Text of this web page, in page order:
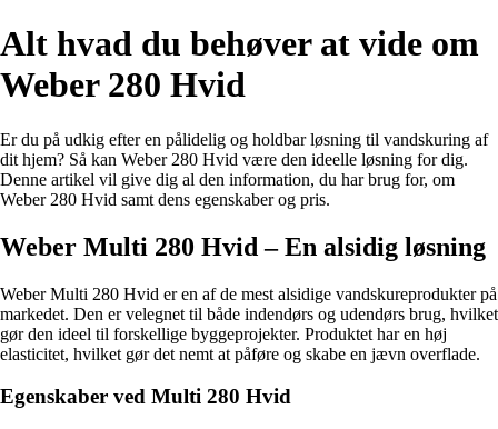
Alt hvad du behøver at vide om
Weber 280 Hvid
Er du på udkig efter en pålidelig og holdbar løsning til vandskuring af
dit hjem? Så kan Weber 280 Hvid være den ideelle løsning for dig.
Denne artikel vil give dig al den information, du har brug for, om
Weber 280 Hvid samt dens egenskaber og pris.
Weber Multi 280 Hvid – En alsidig løsning
Weber Multi 280 Hvid er en af de mest alsidige vandskureprodukter på
markedet. Den er velegnet til både indendørs og udendørs brug, hvilket
gør den ideel til forskellige byggeprojekter. Produktet har en høj
elasticitet, hvilket gør det nemt at påføre og skabe en jævn overflade.
Egenskaber ved Multi 280 Hvid